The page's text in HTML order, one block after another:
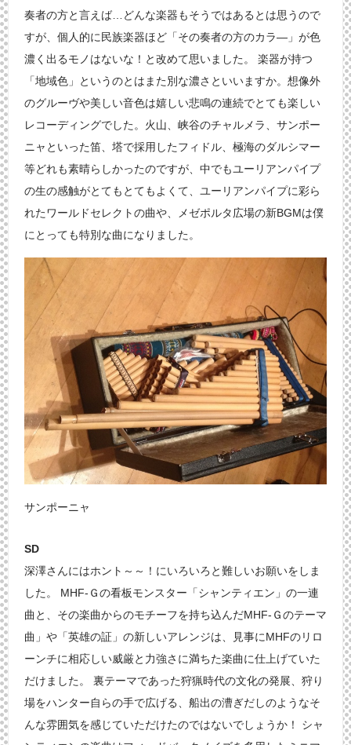
奏者の方と言えば…どんな楽器もそうではあるとは思うので
すが、個人的に民族楽器ほど「その奏者の方のカラ―」が色
濃く出るモノはないな！と改めて思いました。 楽器が持つ
「地域色」というのとはまた別な濃さといいますか。想像外
のグルーヴや美しい音色は嬉しい悲鳴の連続でとても楽しい
レコーディングでした。火山、峡谷のチャルメラ、サンポー
ニャといった笛、塔で採用したフィドル、極海のダルシマー
等どれも素晴らしかったのですが、中でもユーリアンパイプ
の生の感触がとてもとてもよくて、ユーリアンパイプに彩ら
れたワールドセレクトの曲や、メゼポルタ広場の新BGMは僕
にとっても特別な曲になりました。
サンポーニャ
SD
深澤さんにはホント～～！にいろいろと難しいお願いをしま
した。 MHF-Ｇの看板モンスター「シャンティエン」の一連
曲と、その楽曲からのモチーフを持ち込んだMHF-Ｇのテーマ
曲」や「英雄の証」の新しいアレンジは、見事にMHFのリロ
ーンチに相応しい威厳と力強さに満ちた楽曲に仕上げていた
だけました。 裏テーマであった狩猟時代の文化の発展、狩り
場をハンター自らの手で広げる、船出の漕ぎだしのようなそ
んな雰囲気を感じていただけたのではないでしょうか！ シャ